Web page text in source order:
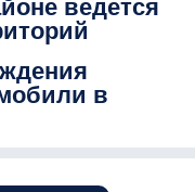
ведется
в